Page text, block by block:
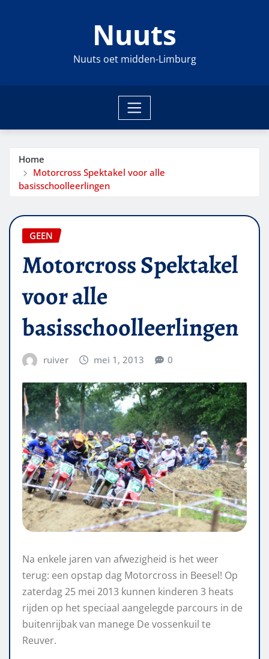
Nuuts
Nuuts oet midden-Limburg
Home
Motorcross Spektakel voor alle
basisschoolleerlingen
GEEN
Motorcross Spektakel
voor alle
basisschoolleerlingen
ruiver mei 1, 2013 0
Na enkele jaren van afwezigheid is het weer
terug: een opstap dag Motorcross in Beesel! Op
zaterdag 25 mei 2013 kunnen kinderen 3 heats
rijden op het speciaal aangelegde parcours in de
buitenrijbak van manege De vossenkuil te
Reuver.